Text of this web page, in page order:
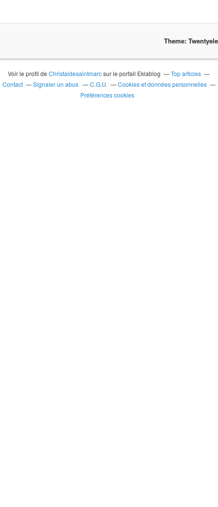
Theme:
Voir le profil deChristaldesaintmarcsur le portail Eklablog
Top articles
Contact
Signaler un abus C.G.U.
Cookies et données personnelles
Préférences cookies